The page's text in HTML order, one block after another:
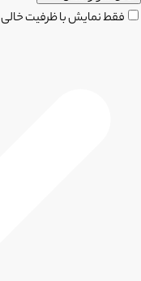
فقط نمایش با ظرفیت خالی